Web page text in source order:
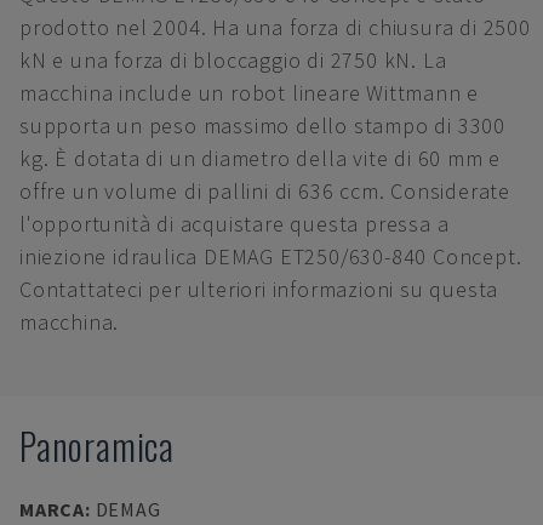
prodotto nel 2004. Ha una forza di chiusura di 2500
kN e una forza di bloccaggio di 2750 kN. La
macchina include un robot lineare Wittmann e
supporta un peso massimo dello stampo di 3300
kg. È dotata di un diametro della vite di 60 mm e
offre un volume di pallini di 636 ccm. Considerate
l'opportunità di acquistare questa pressa a
iniezione idraulica DEMAG ET250/630-840 Concept.
Contattateci per ulteriori informazioni su questa
macchina.
Panoramica
MARCA: DEMAG